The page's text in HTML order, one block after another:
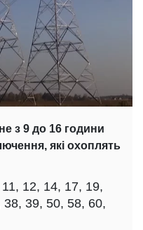
з 9 до 16 години
які охоплять
12, 14, 17, 19,
39, 50, 58, 60,